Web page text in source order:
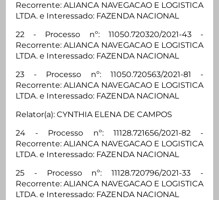
Recorrente: ALIANCA NAVEGACAO E LOGISTICA
LTDA. e Interessado: FAZENDA NACIONAL
22 - Processo nº: 11050.720320/2021-43 -
Recorrente: ALIANCA NAVEGACAO E LOGISTICA
LTDA. e Interessado: FAZENDA NACIONAL
23 - Processo nº: 11050.720563/2021-81 -
Recorrente: ALIANCA NAVEGACAO E LOGISTICA
LTDA. e Interessado: FAZENDA NACIONAL
Relator(a): CYNTHIA ELENA DE CAMPOS
24 - Processo nº: 11128.721656/2021-82 -
Recorrente: ALIANCA NAVEGACAO E LOGISTICA
LTDA. e Interessado: FAZENDA NACIONAL
25 - Processo nº: 11128.720796/2021-33 -
Recorrente: ALIANCA NAVEGACAO E LOGISTICA
LTDA. e Interessado: FAZENDA NACIONAL